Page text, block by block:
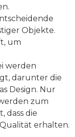
Objekte.
um
werden
darunter die
Design. Nur
zum
dass die
erhalten.